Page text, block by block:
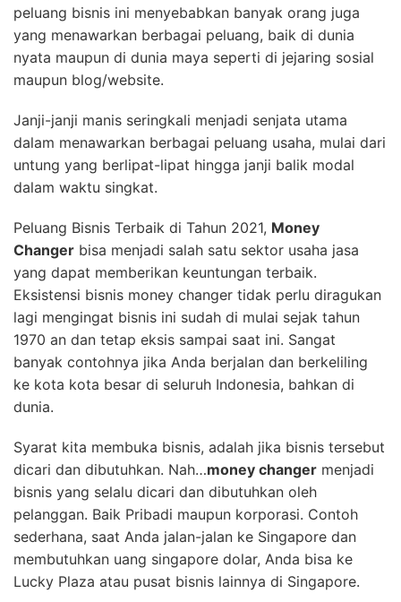
peluang bisnis ini menyebabkan banyak orang juga
yang menawarkan berbagai peluang, baik di dunia
nyata maupun di dunia maya seperti di jejaring sosial
maupun blog/website.
Janji-janji manis seringkali menjadi senjata utama
dalam menawarkan berbagai peluang usaha, mulai dari
untung yang berlipat-lipat hingga janji balik modal
dalam waktu singkat.
Peluang Bisnis Terbaik di Tahun 2021, Money
Changer bisa menjadi salah satu sektor usaha jasa
yang dapat memberikan keuntungan terbaik.
Eksistensi bisnis money changer tidak perlu diragukan
lagi mengingat bisnis ini sudah di mulai sejak tahun
1970 an dan tetap eksis sampai saat ini. Sangat
banyak contohnya jika Anda berjalan dan berkeliling
ke kota kota besar di seluruh Indonesia, bahkan di
dunia.
Syarat kita membuka bisnis, adalah jika bisnis tersebut
dicari dan dibutuhkan. Nah…money changer menjadi
bisnis yang selalu dicari dan dibutuhkan oleh
pelanggan. Baik Pribadi maupun korporasi. Contoh
sederhana, saat Anda jalan-jalan ke Singapore dan
membutuhkan uang singapore dolar, Anda bisa ke
Lucky Plaza atau pusat bisnis lainnya di Singapore.